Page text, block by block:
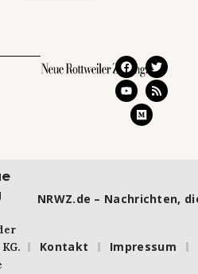
NRWZ.de – Nachrichten,
Kontakt Impressum